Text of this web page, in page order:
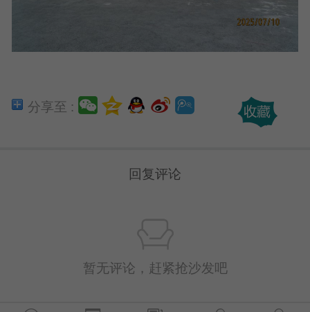
分享至 :
回复评论
暂无评论，赶紧抢沙发吧